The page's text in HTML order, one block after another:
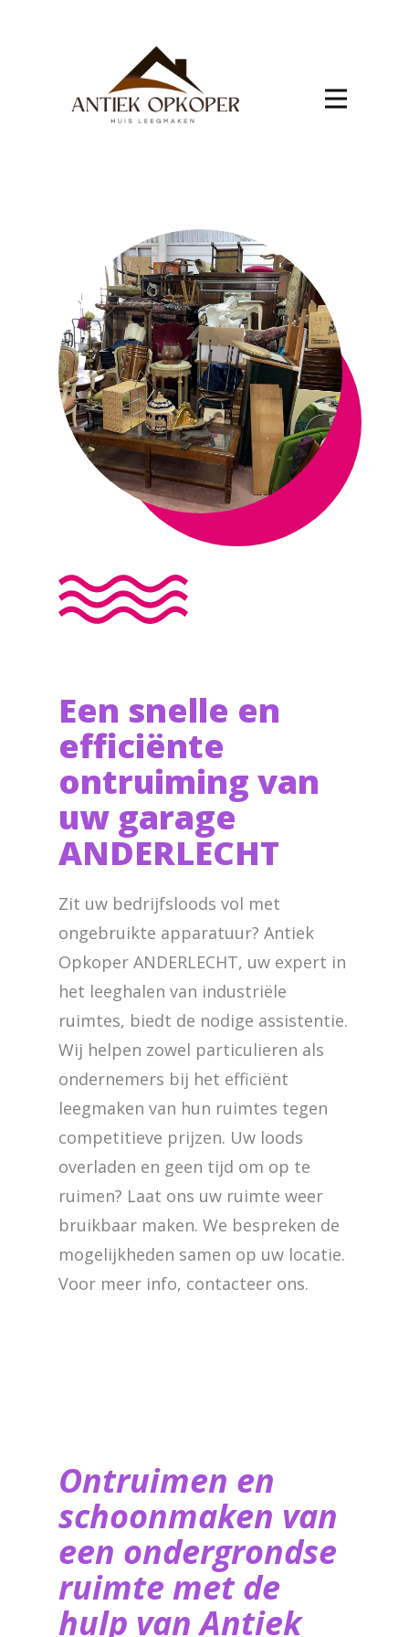
Een snelle en
efficiënte
ontruiming van
uw garage
ANDERLECHT
Zit uw bedrijfsloods vol met
ongebruikte apparatuur? Antiek
Opkoper ANDERLECHT, uw expert in
het leeghalen van industriële
ruimtes, biedt de nodige assistentie.
Wij helpen zowel particulieren als
ondernemers bij het efficiënt
leegmaken van hun ruimtes tegen
competitieve prijzen. Uw loods
overladen en geen tijd om op te
ruimen? Laat ons uw ruimte weer
bruikbaar maken. We bespreken de
mogelijkheden samen op uw locatie.
Voor meer info, contacteer ons.
Ontruimen en
schoonmaken van
een ondergrondse
ruimte met de
hulp van ​Antiek